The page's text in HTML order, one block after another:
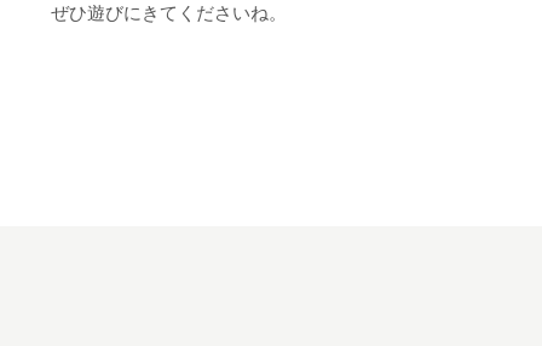
ぜひ遊びにきてくださいね。